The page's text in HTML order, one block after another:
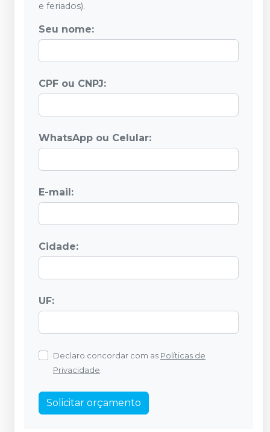
e feriados).
Seu nome:
CPF ou CNPJ:
WhatsApp ou Celular:
E-mail:
Cidade:
UF:
Declaro concordar com as Políticas de
Privacidade.
Solicitar orçamento